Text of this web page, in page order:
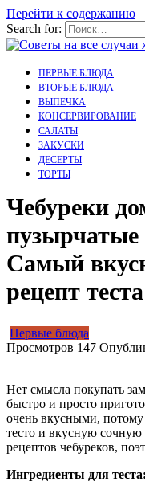
Перейти к содержанию
Search for:
ПЕРВЫЕ БЛЮДА
ВТОРЫЕ БЛЮДА
ВЫПЕЧКА
КОНСЕРВИРОВАНИЕ
САЛАТЫ
ЗАКУСКИ
ДЕСЕРТЫ
ТОРТЫ
Чебуреки
пузырчатые
Самый
рецепт теста
Первые блюда
Просмотров 147
Нет смысла покупать
быстро и просто
очень вкусными,
тесто и вкусную
рецептов чебуреков,
Ингредиенты для теста: